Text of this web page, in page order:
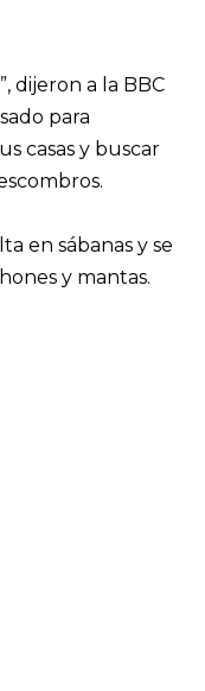
dijeron a la BBC
para
casas y buscar
en sábanas y se
y mantas.